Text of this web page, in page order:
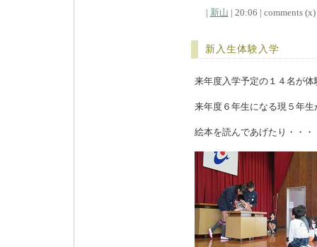
| 新山 | 20:06 | comments
新入生体験入学
来年度入学予定の１４名が
来年度６年生になる現５年
絵本を読んであげたり・・・